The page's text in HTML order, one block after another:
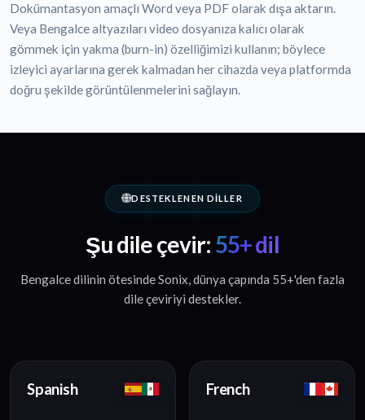
Dokümantasyon amaçlı Word veya PDF olarak dışa aktarın.
Veya Bengalce altyazıları video dosyanıza kalıcı olarak
gömmek için yakma (burn-in) özelliğimizi kullanın; böylece
izleyici ayarlarına gerek kalmadan her cihazda veya platformda
doğru şekilde görüntülenmelerini sağlayın.
DESTEKLENEN DILLER
Şu dile çevir: 55+ dil
Bengalce dilinin ötesinde Sonix, dünya çapında 55+'den fazla
dile çeviriyi destekler.
Spanish French